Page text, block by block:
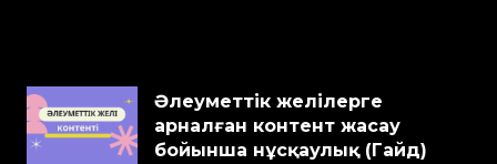
Әлеуметтік желілерге
арналған контент жасау
бойынша нұсқаулық (Гайд)